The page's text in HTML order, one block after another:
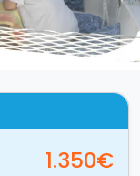
1.350€